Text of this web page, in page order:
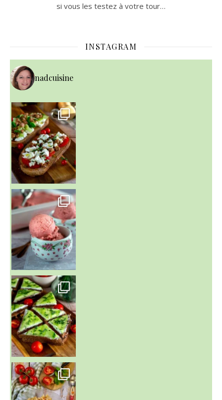
si vous les testez à votre tour…
INSTAGRAM
nadcuisine
~ NICE CREAM À LA FRAISE ~
Presque un mois que
~ SALADE DE PÂTES AUX DEUX TOMATES THON ET BURRA